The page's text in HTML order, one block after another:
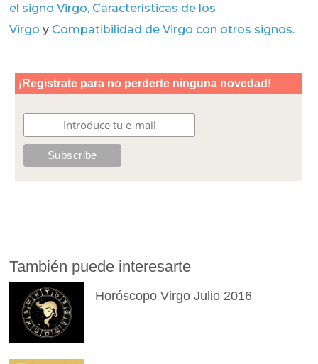
el signo Virgo, Características de los
Virgoy Compatibilidad de Virgo con otros signos.
También puede interesarte
Horóscopo Virgo Julio 2016